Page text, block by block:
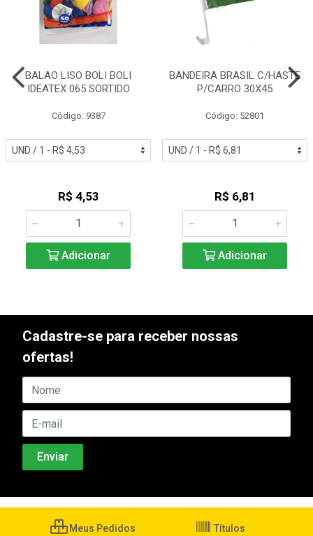
BALAO LISO BOLI BOLI
IDEATEX 065 SORTIDO
Código: 9387
R$ 4,53
Adicionar
BANDEIRA BRASIL C/HASTE
P/CARRO 30X45
Código: 52801
R$ 6,81
Adicionar
Cadastre-se para receber nossas
ofertas!
Meus Pedidos Títulos